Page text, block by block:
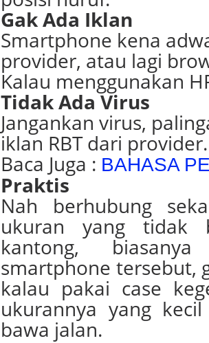
Gak Ada Iklan
Smartphone kena
provider, atau lagi
Kalau menggunakan
Tidak Ada Virus
Jangankan virus,
iklan RBT dari provider.
Baca Juga : BAHASA
Praktis
Nah berhubung
ukuran yang tidak
kantong,
smartphone tersebut,
kalau pakai case
ukurannya yang
bawa jalan.